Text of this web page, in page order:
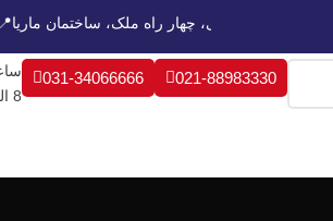
اصفهان،خیابان هشت بهشت غربی، چهار راه ملک،
021-88983330
031-34066666
8 الی 17